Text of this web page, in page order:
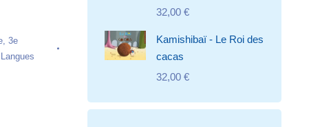
, 3e
Langues
32,00 €
Kamishibaï - Le Roi des
cacas
32,00 €